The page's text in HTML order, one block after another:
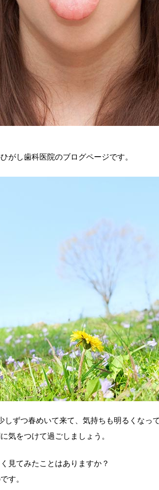
がし歯科医院のブログページです。
しずつ春めいて来て、気持ちも明るくなっ
気をつけて過ごしましょう。
見てみたことはありますか？
す。